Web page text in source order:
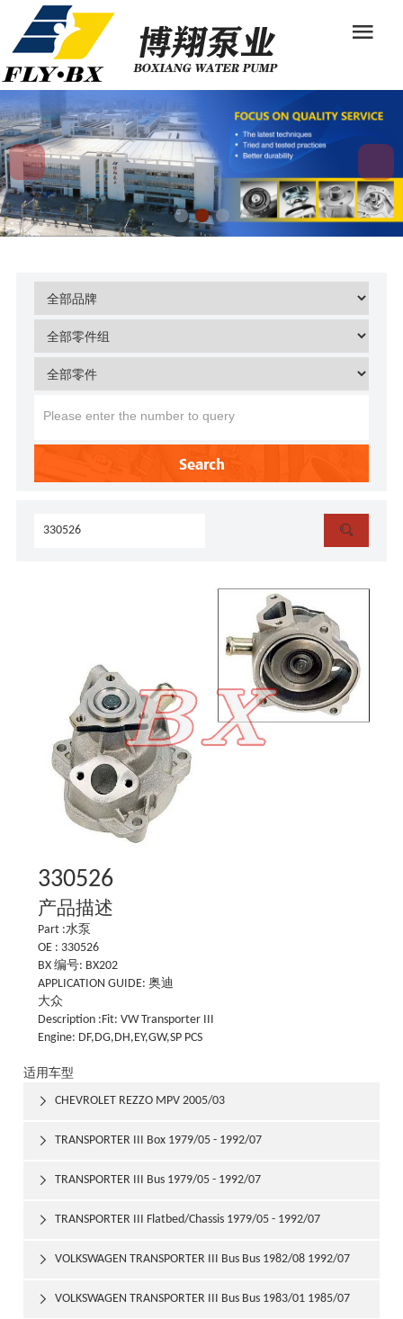
Search

330526
产品描述
Part :水泵
OE : 330526
BX 编号: BX202
APPLICATION GUIDE: 奥迪
大众
Description :Fit: VW Transporter III
Engine: DF,DG,DH,EY,GW,SP PCS
适用车型
CHEVROLET REZZO MPV 2005/03

TRANSPORTER III Box 1979/05 - 1992/07

TRANSPORTER III Bus 1979/05 - 1992/07

TRANSPORTER III Flatbed/Chassis 1979/05 - 1992/07

VOLKSWAGEN TRANSPORTER III Bus Bus 1982/08 1992/07

VOLKSWAGEN TRANSPORTER III Bus Bus 1983/01 1985/07
